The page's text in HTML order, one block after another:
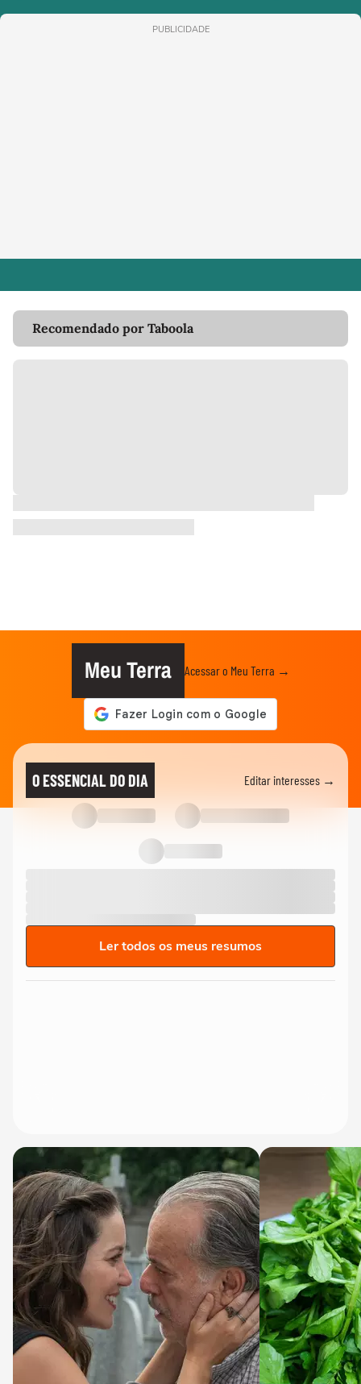
PUBLICIDADE
Recomendado por Taboola
Meu Terra Acessar o Meu Terra →
O ESSENCIAL DO DIA Editar interesses →
Ler todos os meus resumos